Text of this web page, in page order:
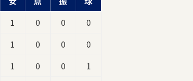
1 0 0
0
1 0 0
0
1 0 0
1